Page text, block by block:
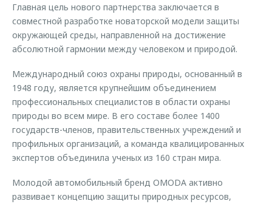
Главная цель нового партнерства заключается в
совместной разработке новаторской модели защиты
окружающей среды, направленной на достижение
абсолютной гармонии между человеком и природой.
Международный союз охраны природы, основанный в
1948 году, является крупнейшим объединением
профессиональных специалистов в области охраны
природы во всем мире. В его составе более 1400
государств-членов, правительственных учреждений и
профильных организаций, а команда квалицированных
экспертов объединила ученых из 160 стран мира.
Молодой автомобильный бренд OMODA активно
развивает концепцию защиты природных ресурсов,